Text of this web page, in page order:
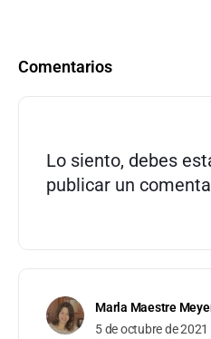
Comentarios
Lo siento, debes
publicar un
Marla Maestre
5 de octubre de 2021